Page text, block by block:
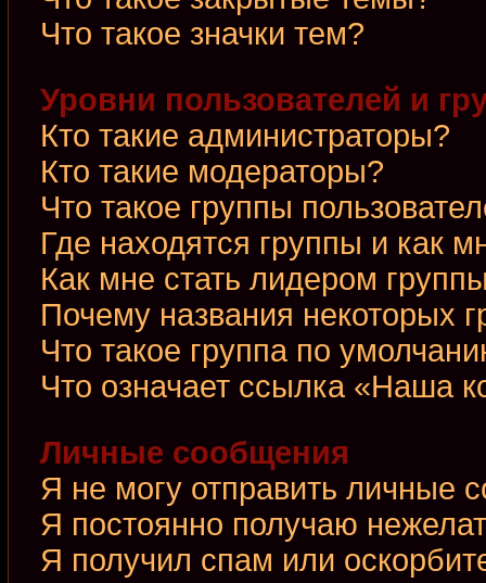
Что такое значки тем?
Уровни пользователей и
Кто такие администраторы?
Кто такие модераторы?
Что такое группы
Где находятся группы и как
Как мне стать лидером
Почему названия некоторых
Что такое группа по
Что означает ссылка «Наша
Личные сообщения
Я не могу отправить личные
Я постоянно получаю
Я получил спам или